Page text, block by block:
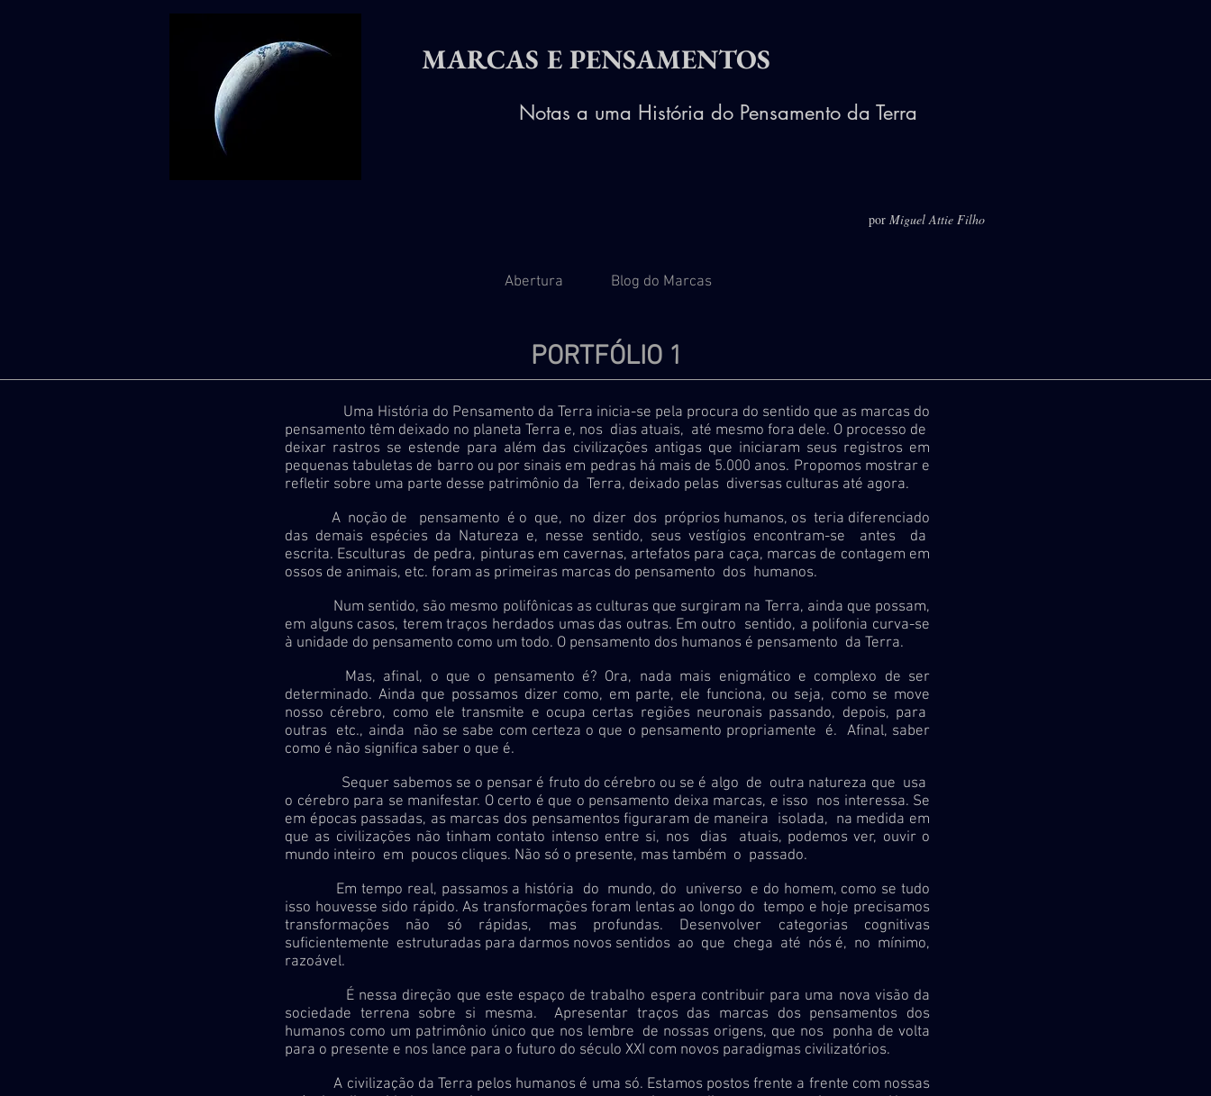
MARCAS E PENSAMENTOS
Notas a uma História do Pensamento da Terra
por Miguel Attie Filho
Abertura Blog do Marcas
PORTFÓLIO 1
Uma História do Pensamento da Terra inicia-se pela procura do sentido que as marcas do
pensamento têm deixado no planeta Terra e, nos dias atuais, até mesmo fora dele. O processo de
deixar rastros se estende para além das civilizações antigas que iniciaram seus registros em
pequenas tabuletas de barro ou por sinais em pedras há mais de 5.000 anos. Propomos mostrar e
refletir sobre uma parte desse patrimônio da Terra, deixado pelas diversas culturas até agora.
A noção de pensamento é o que, no dizer dos próprios humanos, os teria diferenciado
das demais espécies da Natureza e, nesse sentido, seus vestígios encontram-se antes da
escrita. Esculturas de pedra, pinturas em cavernas, artefatos para caça, marcas de contagem em
ossos de animais, etc. foram as primeiras marcas do pensamento dos humanos.
Num sentido, são mesmo polifônicas as culturas que surgiram na Terra, ainda que possam,
em alguns casos, terem traços herdados umas das outras. Em outro sentido, a polifonia curva-se
à unidade do pensamento como um todo. O pensamento dos humanos é pensamento da Terra.
Mas, afinal, o que o pensamento é? Ora, nada mais enigmático e complexo de ser
determinado. Ainda que possamos dizer como, em parte, ele funciona, ou seja, como se move
nosso cérebro, como ele transmite e ocupa certas regiões neuronais passando, depois, para
outras etc., ainda não se sabe com certeza o que o pensamento propriamente é. Afinal, saber
como é não significa saber o que é.
Sequer sabemos se o pensar é fruto do cérebro ou se é algo de outra natureza que usa
o cérebro para se manifestar. O certo é que o pensamento deixa marcas, e isso nos interessa. Se
em épocas passadas, as marcas dos pensamentos figuraram de maneira isolada, na medida em
que as civilizações não tinham contato intenso entre si, nos dias atuais, podemos ver, ouvir o
mundo inteiro em poucos cliques. Não só o presente, mas também o passado.
Em tempo real, passamos a história do mundo, do universo e do homem, como se tudo
isso houvesse sido rápido. As transformações foram lentas ao longo do tempo e hoje precisamos
transformações não só rápidas, mas profundas. Desenvolver categorias cognitivas
suficientemente estruturadas para darmos novos sentidos ao que chega até nós é, no mínimo,
razoável.
É nessa direção que este espaço de trabalho espera contribuir para uma nova visão da
sociedade terrena sobre si mesma. Apresentar traços das marcas dos pensamentos dos
humanos como um patrimônio único que nos lembre de nossas origens, que nos ponha de volta
para o presente e nos lance para o futuro do século XXI com novos paradigmas civilizatórios.
A civilização da Terra pelos humanos é uma só. Estamos postos frente a frente com nossas